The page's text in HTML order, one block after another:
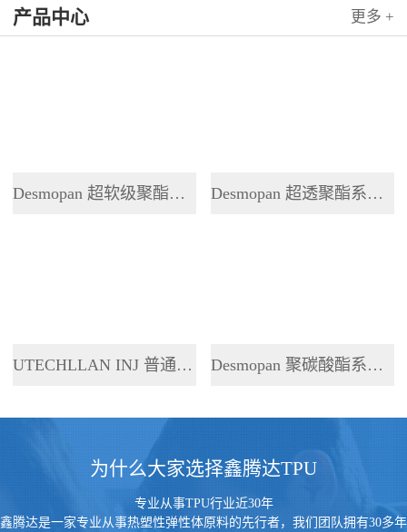
产品中心 更多 +
Desmopan 超软级聚酯系列 TPU Desmopan 超透聚酯系列 TPU
UTECHLLAN INJ 普通聚酯系列 TPU Desmopan 聚碳酸酯系列 TPU
为什么大家选择鑫腾达TPU
专业从事TPU行业近30年
鑫腾达是一家专业从事热塑性弹性体原料的先行者，我们团队拥有30多年